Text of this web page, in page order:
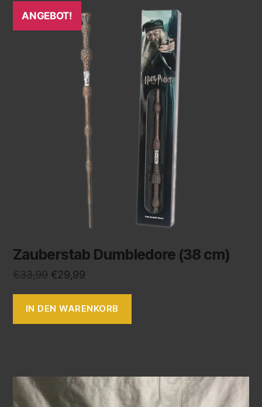
ANGEBOT!
Zauberstab Dumbledore (38 cm)
€33,99 €29,99
IN DEN WARENKORB